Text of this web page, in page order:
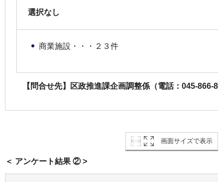
選択なし
商業施設・・・２３件
【問合せ先】区政推進課企画調整係（電話：045-866-
画面サイズで表示
＜ アンケート結果 ② >